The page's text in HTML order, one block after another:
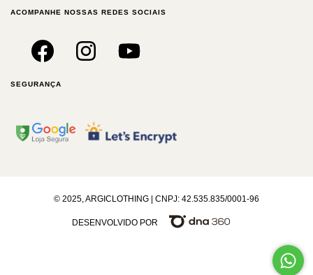
ACOMPANHE NOSSAS REDES SOCIAIS
SEGURANÇA
© 2025, ARGICLOTHING | CNPJ: 42.535.835/0001-96
DESENVOLVIDO POR